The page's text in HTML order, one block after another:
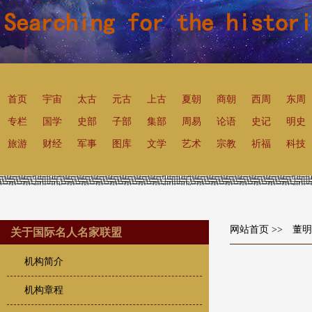
首页 宇宙 太古 元古 上古 夏朝 商朝 西周 东周
专栏 国学 史部 子部 集部 周易 论语 史记 明史
旅游 财经 军事 图库 文学 艺术 宗教 祈福 科技
关于国际名人名家联盟
机构简介
机构章程
网站首页 >> 董